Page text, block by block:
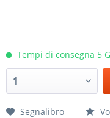
Tempi di consegna 5
Segnalibro